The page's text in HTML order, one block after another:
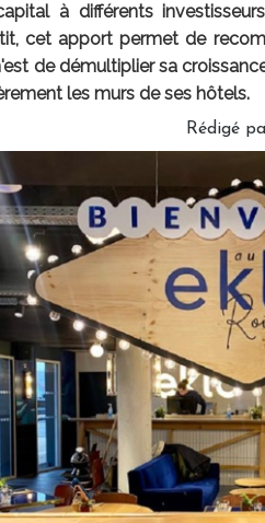
à différents
cet apport permet de
de démultiplier sa
les murs de ses hôtels.
Rédigé